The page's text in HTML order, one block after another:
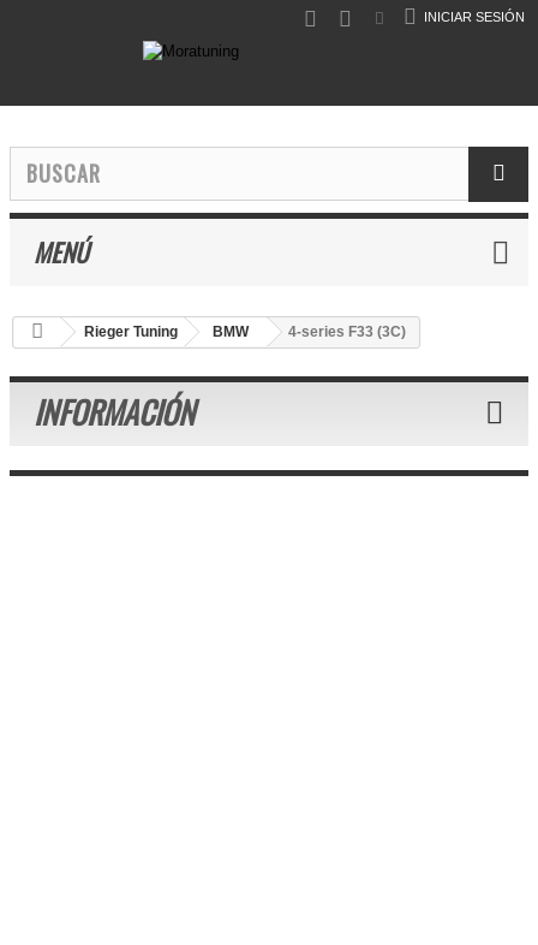
INICIAR SESIÓN
MENÚ
Rieger Tuning BMW 4-series F33 (3C)
INFORMACIÓN